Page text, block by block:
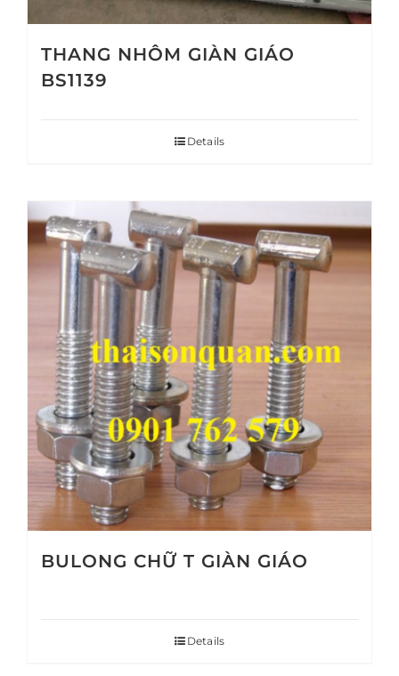
THANG NHÔM GIÀN GIÁO
BS1139
Details
BULONG CHỮ T GIÀN GIÁO
Details